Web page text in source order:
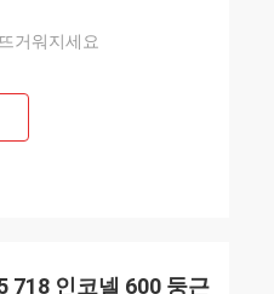
거워지세요
718 인코넬 600 둥근